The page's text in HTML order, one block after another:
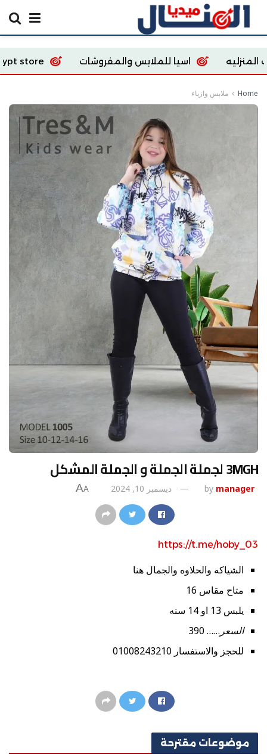
اسيا للملابس والمفروشات Ecoway Egypt store
Home ملابس وازياء
3MGH لجملة الجملة و الجملة المشكل
by manager ديسمبر 10, 2024 A
A
https://t.me/hoby_03
الشياكه والحلاوه والجمال هنا
متاح مقاس 16
يلبس 13 او 14 سنه
السعر …… 390
للحجز والاستفسار 01008243210
موضوعات مقترحة